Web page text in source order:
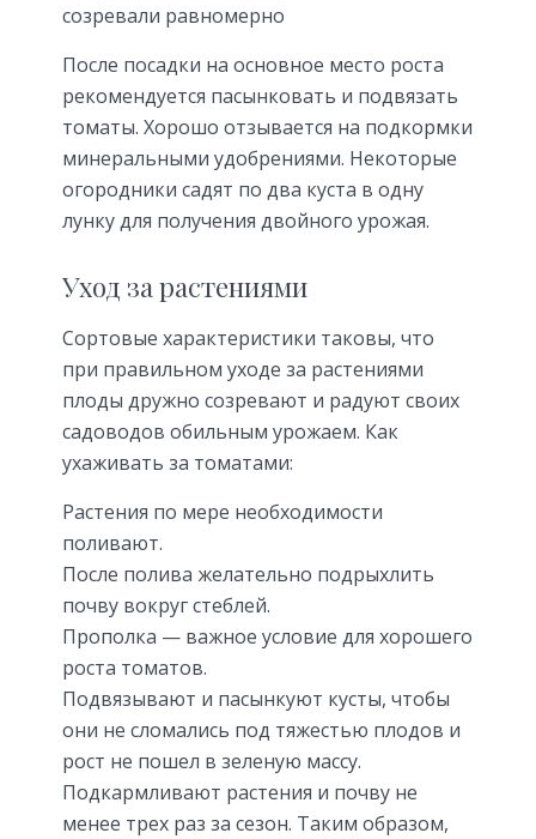
созревали равномерно
После посадки на основное место роста
рекомендуется пасынковать и подвязать
томаты. Хорошо отзывается на подкормки
минеральными удобрениями. Некоторые
огородники садят по два куста в одну
лунку для получения двойного урожая.
Уход за растениями
Сортовые характеристики таковы, что
при правильном уходе за растениями
плоды дружно созревают и радуют своих
садоводов обильным урожаем. Как
ухаживать за томатами:
Растения по мере необходимости
поливают.
После полива желательно подрыхлить
почву вокруг стеблей.
Прополка — важное условие для хорошего
роста томатов.
Подвязывают и пасынкуют кусты, чтобы
они не сломались под тяжестью плодов и
рост не пошел в зеленую массу.
Подкармливают растения и почву не
менее трех раз за сезон. Таким образом,